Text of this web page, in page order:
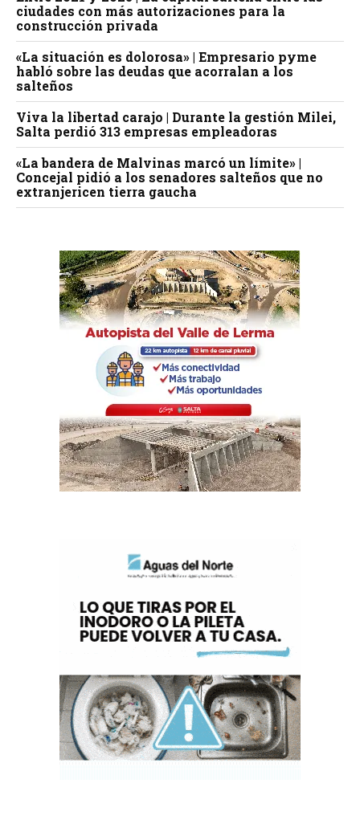
ciudades con más autorizaciones para la
construcción privada
«La situación es dolorosa» | Empresario pyme
habló sobre las deudas que acorralan a los
salteños
Viva la libertad carajo | Durante la gestión Milei,
Salta perdió 313 empresas empleadoras
«La bandera de Malvinas marcó un límite» |
Concejal pidió a los senadores salteños que no
extranjericen tierra gaucha